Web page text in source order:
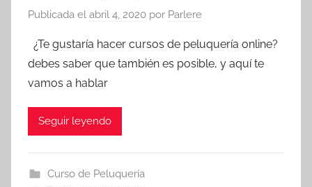
Publicada el abril 4, 2020 por Parlere
¿Te gustaría hacer cursos de peluquería online?
debes saber que también es posible, y aquí te
vamos a hablar
Seguir leyendo
Curso de Peluquería